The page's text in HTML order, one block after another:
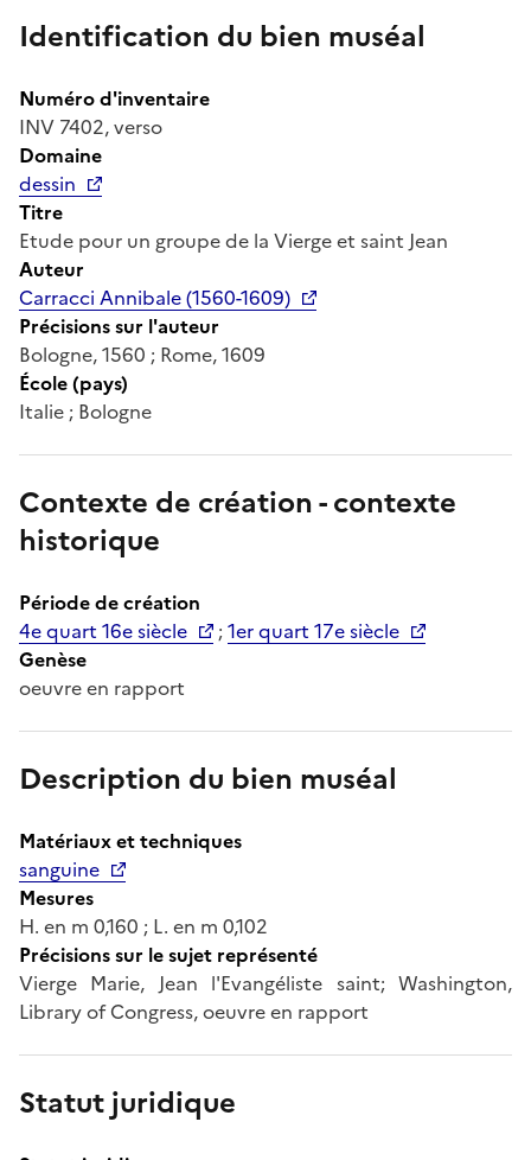
Identification du bien muséal
Numéro d'inventaire
INV 7402, verso
Domaine
dessin
Titre
Etude pour un groupe de la Vierge et saint Jean
Auteur
Carracci Annibale (1560-1609)
Précisions sur l'auteur
Bologne, 1560 ; Rome, 1609
École (pays)
Italie ; Bologne
Contexte de création - contexte
historique
Période de création
4e quart 16e siècle
;1er quart 17e siècle
Genèse
oeuvre en rapport
Description du bien muséal
Matériaux et techniques
sanguine
Mesures
H. en m 0,160 ; L. en m 0,102
Précisions sur le sujet représenté
Vierge Marie, Jean l'Evangéliste saint; Washington,
Library of Congress, oeuvre en rapport
Statut juridique